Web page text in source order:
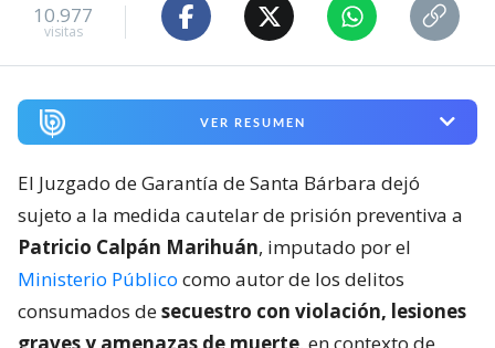
10.977
visitas
VER RESUMEN
El Juzgado de Garantía de Santa Bárbara dejó
sujeto a la medida cautelar de prisión preventiva a
Patricio Calpán Marihuán, imputado por el
Ministerio Público como autor de los delitos
consumados desecuestro con violación, lesiones
graves y amenazas de muerte, en contexto de